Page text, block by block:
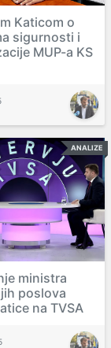
Katicom o
sigurnosti i
MUP-a KS
ANALIZE
ministra
poslova
na TVSA